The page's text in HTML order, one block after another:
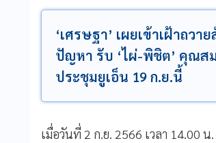
‘เศรษฐา’ เผยเข้าเฝ้าถ
ปัญหา รับ ‘ไผ่-พิชิต’ คุณส
ประชุมยูเอ็น 19 ก.ย.นี้
เมื่อวันที่ 2 ก.ย. 2566 เวลา 14.00 น